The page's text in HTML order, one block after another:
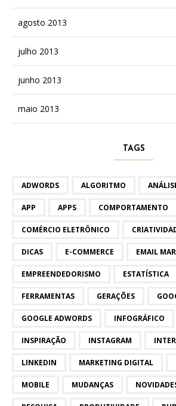
agosto 2013
julho 2013
junho 2013
maio 2013
TAGS
ADWORDS ALGORITMO
APP APPS COMPORTAMENTO
COMÉRCIO ELETRÔNICO
DICAS E-COMMERCE EMAIL
EMPREENDEDORISMO ESTATÍSTICA
FERRAMENTAS GERAÇÕES
GOOGLE ADWORDS INFOGRÁFICO
INSPIRAÇÃO INSTAGRAM
LINKEDIN MARKETING DIGITAL
MOBILE MUDANÇAS